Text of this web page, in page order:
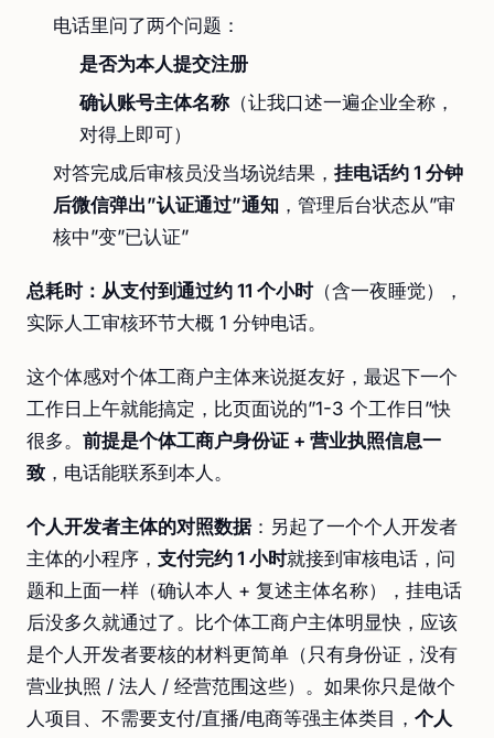
电话里问了两个问题：
是否为本人提交注册
确认账号主体名称 （让我口述一遍企业全称，
对得上即可）
对答完成后审核员没当场说结果， 挂电话约 1 分钟
后微信弹出”认证通过”通知 ，管理后台状态从”审
核中”变”已认证”
总耗时：从支付到通过约 11 个小时（含一夜睡觉），
实际人工审核环节大概 1 分钟电话。
这个体感对个体工商户主体来说挺友好，最迟下一个
工作日上午就能搞定，比页面说的”1-3 个工作日”快
很多。 前提是个体工商户身份证 + 营业执照信息一
致 ，电话能联系到本人。
个人开发者主体的对照数据：另起了一个个人开发者
主体的小程序， 支付完约 1 小时就接到审核电话，问
题和上面一样（确认本人 + 复述主体名称），挂电话
后没多久就通过了。比个体工商户主体明显快，应该
是个人开发者要核的材料更简单（只有身份证，没有
营业执照 / 法人 / 经营范围这些）。如果你只是做个
人项目、不需要支付/直播/电商等强主体类目， 个人